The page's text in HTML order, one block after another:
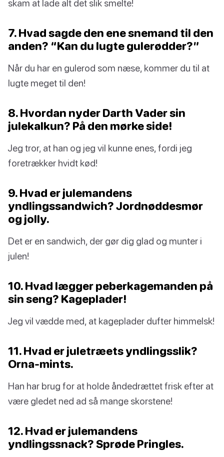
skam at lade alt det slik smelte!
7. Hvad sagde den ene snemand til den
anden? “Kan du lugte gulerødder?”
Når du har en gulerod som næse, kommer du til at
lugte meget til den!
8. Hvordan nyder Darth Vader sin
julekalkun? På den mørke side!
Jeg tror, at han og jeg vil kunne enes, fordi jeg
foretrækker hvidt kød!
9. Hvad er julemandens
yndlingssandwich? Jordnøddesmør
og jolly.
Det er en sandwich, der gør dig glad og munter i
julen!
10. Hvad lægger peberkagemanden på
sin seng? Kageplader!
Jeg vil vædde med, at kageplader dufter himmelsk!
11. Hvad er juletræets yndlingsslik?
Orna-mints.
Han har brug for at holde åndedrættet frisk efter at
være gledet ned ad så mange skorstene!
12. Hvad er julemandens
yndlingssnack? Sprøde Pringles.